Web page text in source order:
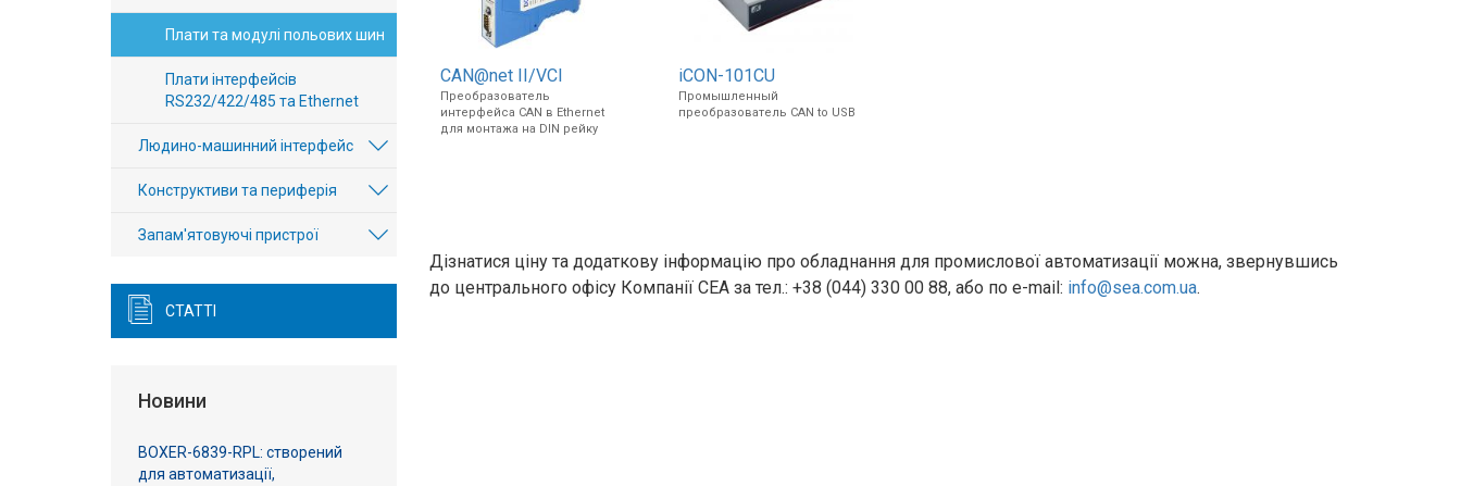
Доставка
Підтримка
CAN@net II/VCI
Преобразователь
интерфейса CAN в Ethernet
для монтажа на DIN рейку
iCON-101CU
Промышленный
преобразователь CAN to USB
Дізнатися ціну та додаткову інформацію про обладнання для промислової автоматизації можна, звернувшись
до центрального офісу Компанії СЕА за тел.: +38 (044) 330 00 88, або по e-mail: info@sea.com.ua.
Плати та модулі польових шин
Плати інтерфейсів
RS232/422/485 та Ethernet
Людино-машинний інтерфейс
Конструктиви та периферія
Запам'ятовуючі пристрої
СТАТТІ
Новини
BOXER-6839-RPL: створений
для автоматизації,